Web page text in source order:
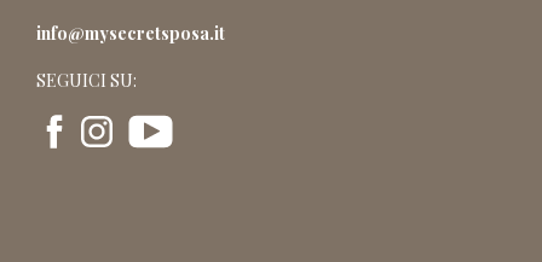
info@mysecretsposa.it
SEGUICI SU: